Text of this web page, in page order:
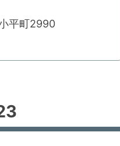
平町2990